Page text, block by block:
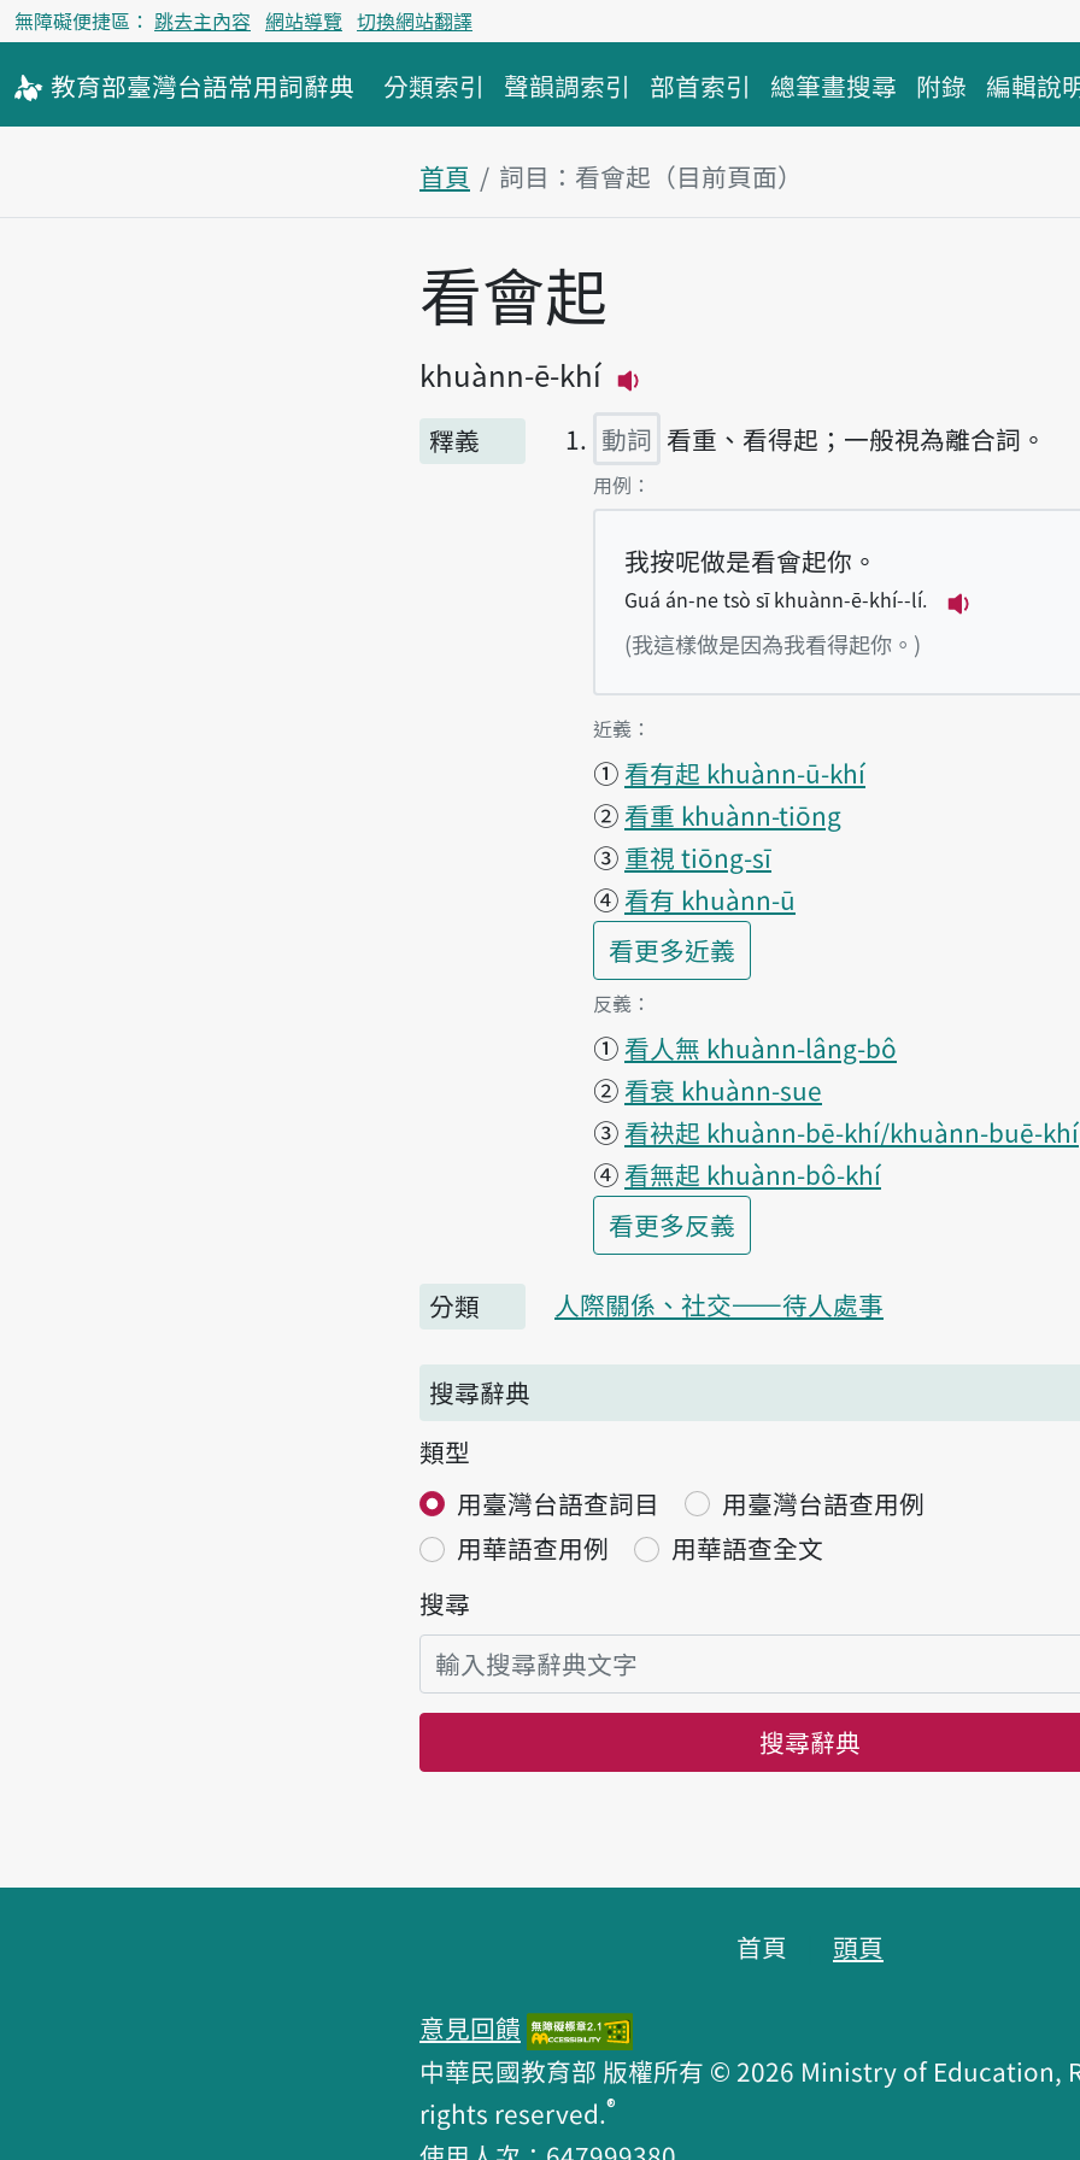
無障礙便捷區： 跳去主內容 網站導覽 切換網站翻譯
教育部臺灣台語常用詞辭典 分類索引 聲韻調索引 部首索引 總筆畫搜尋 附錄 編輯說
首頁 詞目：看會起（目前頁面）
主內容區塊
看會起
khuànn-ē-khí
釋義
動詞 看重、看得起；一般視為離合詞。
第1項釋義的
用例：
我按呢做是看會起你。
Guá án-ne tsò sī khuànn-ē-khí--lí.
(我這樣做是因為我看得起你。)
第1項釋義的
近義：
① 看有起 khuànn-ū-khí
② 看重 khuànn-tiōng
③ 重視 tiōng-sī
④ 看有 khuànn-ū
看更多第1項釋義的
近義
第1項釋義的
反義：
① 看人無 khuànn-lâng-bô
② 看衰 khuànn-sue
③ 看袂起 khuànn-bē-khí/khuànn-buē-khí
④ 看無起 khuànn-bô-khí
看更多第1項釋義的
反義
分類 人際關係、社交——待人處事
搜尋辭典
類型
用臺灣台語查詞目
用臺灣台語查用例
用華語查用例
用華語查全文
搜尋
搜尋辭典
首頁 頭頁
意見回饋
中華民國教育部 版權所有 © 2026 Ministry of Education,
rights reserved.®